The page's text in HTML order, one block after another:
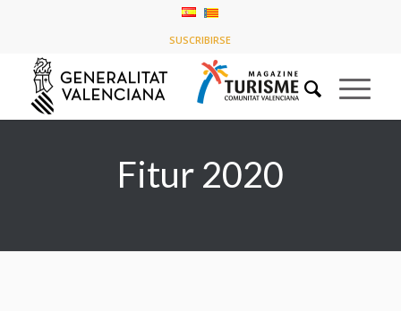
SUSCRIBIRSE
Fitur 2020